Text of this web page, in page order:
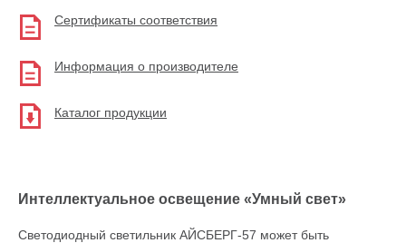
Сертификаты соответствия
Информация о производителе
Каталог продукции
Интеллектуальное освещение «Умный свет»
Светодиодный светильник АЙСБЕРГ-57 может быть